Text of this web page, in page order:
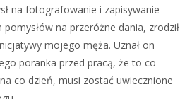
na fotografowanie i zapisywanie
pomysłów na przeróżne dania, zrodził
mojego męża. Uznał on
poranka przed pracą, że to co
co dzień, musi zostać uwiecznione